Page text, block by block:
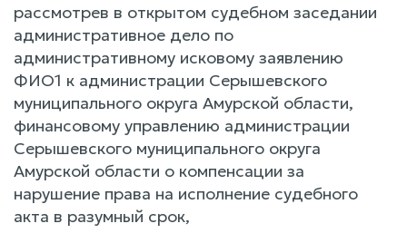
рассмотрев в открытом судебном заседании
административное дело по
административному исковому заявлению
ФИО1 к администрации Серышевского
муниципального округа Амурской области,
финансовому управлению администрации
Серышевского муниципального округа
Амурской области о компенсации за
нарушение права на исполнение судебного
акта в разумный срок,